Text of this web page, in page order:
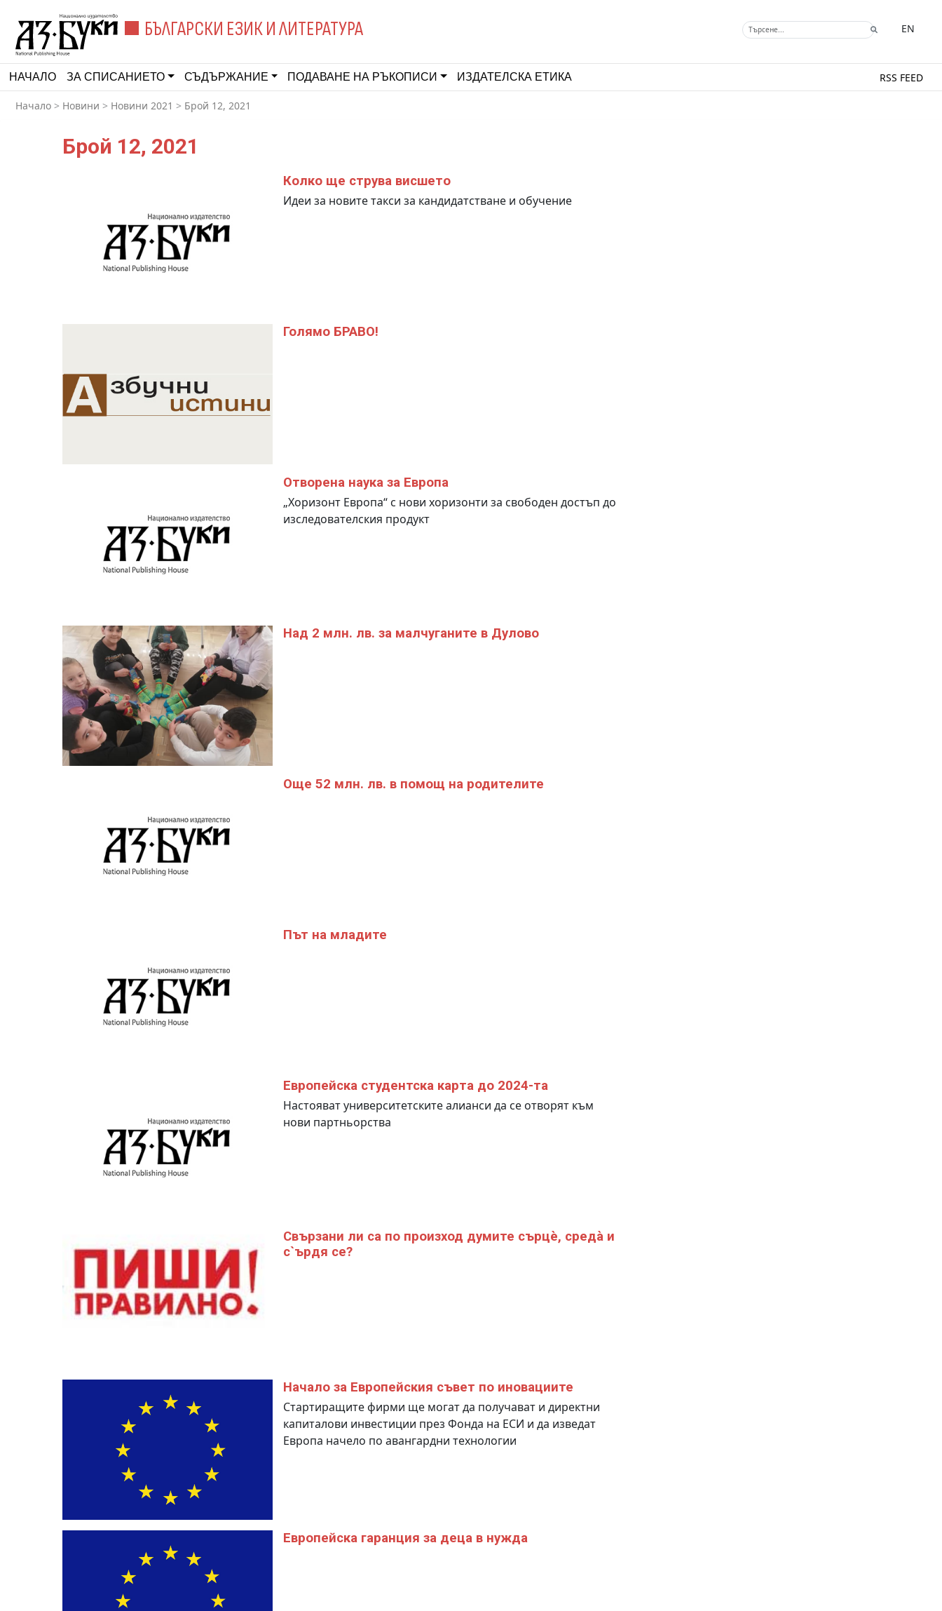
БЪЛГАРСКИ ЕЗИК И ЛИТЕРАТУРА EN
НАЧАЛО ЗА СПИСАНИЕТО СЪДЪРЖАНИЕ ПОДАВАНЕ НА РЪКОПИСИ ИЗДАТЕЛСКА ЕТИКА RSS FEED
Начало > Новини > Новини 2021 > Брой 12, 2021
Брой 12, 2021
Колко ще струва висшето
Идеи за новите такси за кандидатстване и обучение
Голямо БРАВО!
Отворена наука за Европа
„Хоризонт Европа“ с нови хоризонти за свободен достъп до
изследователския продукт
Над 2 млн. лв. за малчуганите в Дулово
Още 52 млн. лв. в помощ на родителите
Път на младите
Европейска студентска карта до 2024-та
Настояват университетските алианси да се отворят към
нови партньорства
Свързани ли са по произход думите сърцè, средà и
с`ърдя се?
Начало за Европейския съвет по иновациите
Стартиращите фирми ще могат да получават и директни
капиталови инвестиции през Фонда на ЕСИ и да изведат
Европа начело по авангардни технологии
Европейска гаранция за деца в нужда